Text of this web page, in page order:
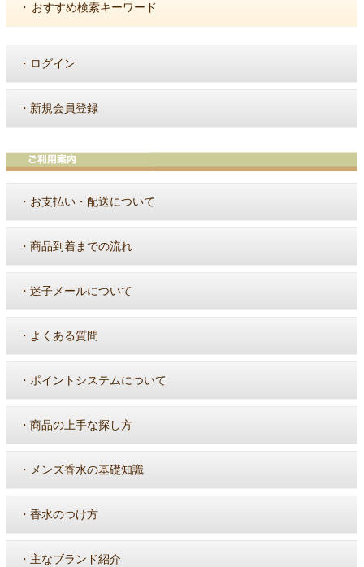
・ おすすめ検索キーワード
・ ログイン
・ 新規会員登録
・ お支払い・配送について
・ 商品到着までの流れ
・ 迷子メールについて
・ よくある質問
・ ポイントシステムについて
・ 商品の上手な探し方
・ メンズ香水の基礎知識
・ 香水のつけ方
・ 主なブランド紹介